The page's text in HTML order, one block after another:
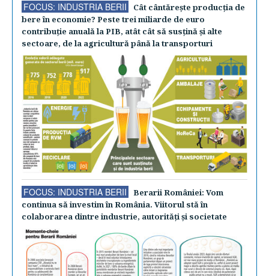
FOCUS: INDUSTRIA BERII
Cât cântăreşte producţia de
bere în economie? Peste trei miliarde de euro
contribuţie anuală la PIB, atât cât să susţină şi alte
sectoare, de la agricultură până la transporturi
FOCUS: INDUSTRIA BERII
Berarii României: Vom
continua să investim în România. Viitorul stă în
colaborarea dintre industrie, autorităţi şi societate